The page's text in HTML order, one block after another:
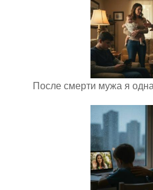
После смерти мужа я